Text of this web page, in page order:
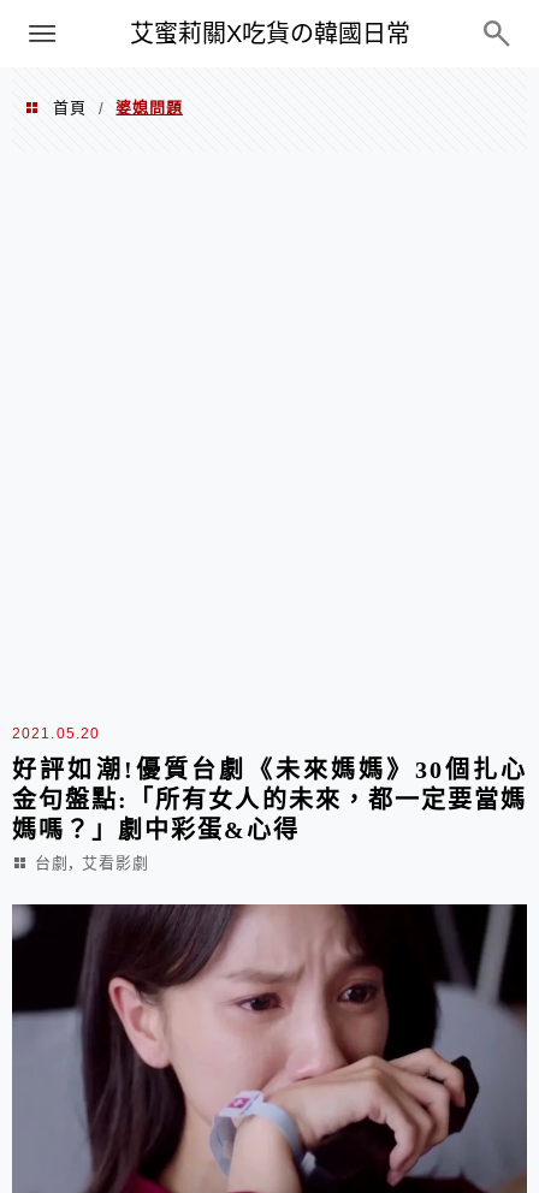
艾蜜莉關X吃貨の韓國日常
PXN
首頁 / 婆媳問題
2021.05.20
好評如潮!優質台劇《未來媽媽》30個扎心
金句盤點:「所有女人的未來，都一定要當媽
媽嗎？」劇中彩蛋&心得
台劇 , 艾看影劇